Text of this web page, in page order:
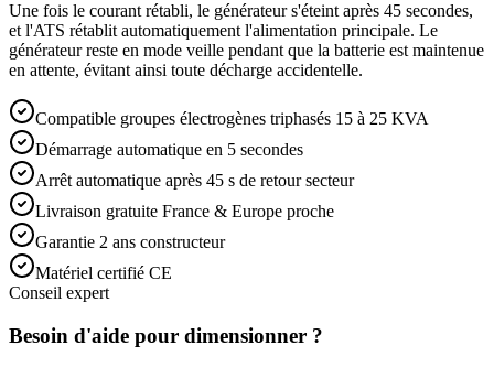
Une fois le courant rétabli, le générateur s'éteint après 45 secondes,
et l'ATS rétablit automatiquement l'alimentation principale. Le
générateur reste en mode veille pendant que la batterie est maintenue
en attente, évitant ainsi toute décharge accidentelle.
Compatible groupes électrogènes triphasés 15 à 25 KVA
Démarrage automatique en 5 secondes
Arrêt automatique après 45 s de retour secteur
Livraison gratuite France & Europe proche
Garantie 2 ans constructeur
Matériel certifié CE
Conseil expert
Besoin d'aide pour dimensionner ?